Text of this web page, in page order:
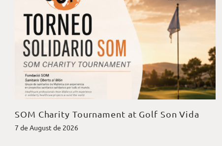
SOM Charity Tournament at Golf Son Vida
7 de August de 2026